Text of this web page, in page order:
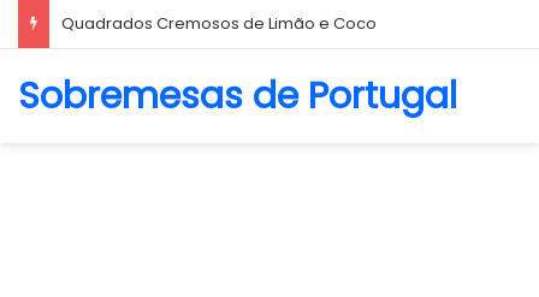
Biscoito Amanteigado
Sobremesas de Portugal